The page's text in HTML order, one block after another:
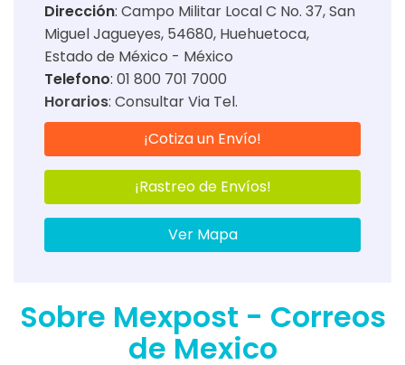
Dirección: Campo Militar Local C No. 37, San
Miguel Jagueyes, 54680, Huehuetoca,
Estado de México - México
Telefono: 01 800 701 7000
Horarios: Consultar Via Tel.
¡Cotiza un Envío!
¡Rastreo de Envíos!
Ver Mapa
Sobre Mexpost - Correos
de Mexico